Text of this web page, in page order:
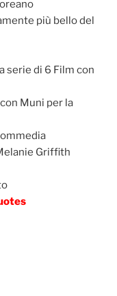
più bello del
serie di 6 Film con
con Muni per la
Griffith